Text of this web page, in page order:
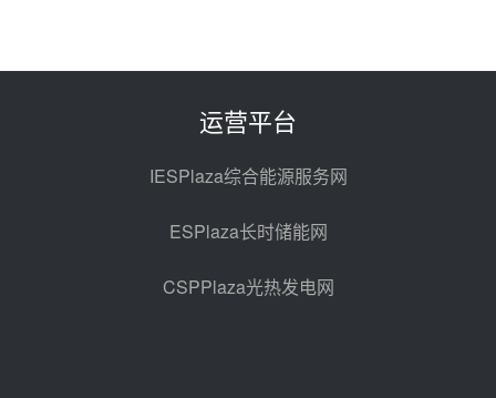
电机组灵活性改造项目三元液态盐
2026-2029年熔盐介质框架协议
中能建华中试研院中标重能新疆
100MW光热项目机组调试及性能
试验
前天 08-05 10:41
运营平台
IESPlaza综合能源服务网
ESPlaza长时储能网
CSPPlaza光热发电网